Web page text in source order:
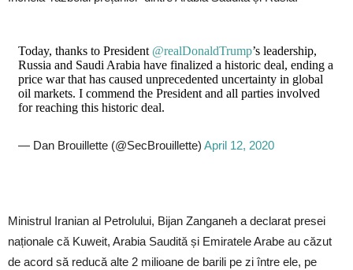
Today, thanks to President @realDonaldTrump’s leadership,
Russia and Saudi Arabia have finalized a historic deal, ending a
price war that has caused unprecedented uncertainty in global
oil markets. I commend the President and all parties involved
for reaching this historic deal.
— Dan Brouillette (@SecBrouillette) April 12, 2020
Ministrul Iranian al Petrolului, Bijan Zanganeh a declarat presei
naționale că Kuweit, Arabia Saudită și Emiratele Arabe au căzut
de acord să reducă alte 2 milioane de barili pe zi între ele, pe